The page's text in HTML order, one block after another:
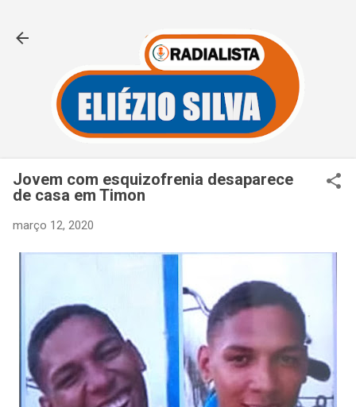
Jovem com esquizofrenia desaparece
de casa em Timon
março 12, 2020